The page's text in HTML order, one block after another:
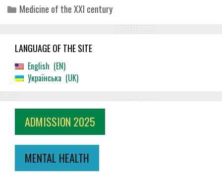
Categories
Medicine of the XXI century
LANGUAGE OF THE SITE
English
EN
Українська
UK
ADMISSION 2025
MENTAL HEALTH